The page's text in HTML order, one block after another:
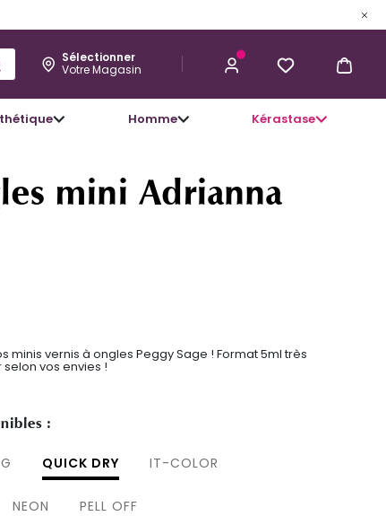
Sélectionner
Votre Magasin
Homme Kérastase
J’ACHÈTE
mini Adrianna
minis vernis à ongles Peggy Sage ! Format 5ml très
vos envies !
:
QUICK DRY IT-COLOR
NEON PELL OFF